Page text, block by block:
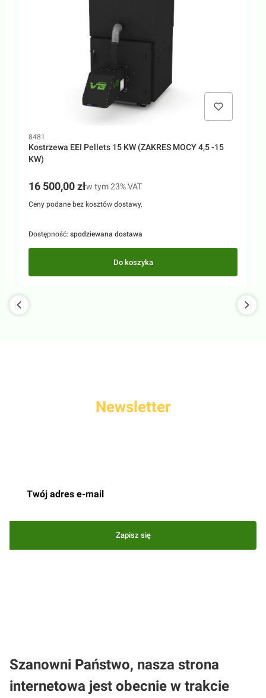
Kod produktu
8481
Kostrzewa EEI Pellets 15 KW (ZAKRES MOCY 4,5 -15
KW)
Cena brutto
16 500,00 złw tym %s VAT
w tym23%VAT
Ceny podane bez kosztów dostawy.
Do koszyka
Dostępność: spodziewana dostawa
Newsletter
Zapisz się
Szanowni Państwo, nasza strona
internetowa jest obecnie w trakcie